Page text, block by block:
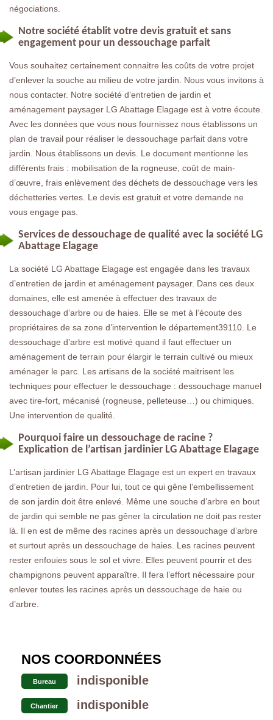
négociations.
Notre société établit votre devis gratuit et sans
engagement pour un dessouchage parfait
Vous souhaitez certainement connaitre les coûts de votre projet
d’enlever la souche au milieu de votre jardin. Nous vous invitons à
nous contacter. Notre société d’entretien de jardin et
aménagement paysager LG Abattage Elagage est à votre écoute.
Avec les données que vous nous fournissez nous établissons un
plan de travail pour réaliser le dessouchage parfait dans votre
jardin. Nous établissons un devis. Le document mentionne les
différents frais : mobilisation de la rogneuse, coût de main-
d’œuvre, frais enlèvement des déchets de dessouchage vers les
déchetteries vertes. Le devis est gratuit et votre demande ne
vous engage pas.
Services de dessouchage de qualité avec la société LG
Abattage Elagage
La société LG Abattage Elagage est engagée dans les travaux
d’entretien de jardin et aménagement paysager. Dans ces deux
domaines, elle est amenée à effectuer des travaux de
dessouchage d’arbre ou de haies. Elle se met à l’écoute des
propriétaires de sa zone d’intervention le département39110. Le
dessouchage d’arbre est motivé quand il faut effectuer un
aménagement de terrain pour élargir le terrain cultivé ou mieux
aménager le parc. Les artisans de la société maitrisent les
techniques pour effectuer le dessouchage : dessouchage manuel
avec tire-fort, mécanisé (rogneuse, pelleteuse…) ou chimiques.
Une intervention de qualité.
Pourquoi faire un dessouchage de racine ?
Explication de l’artisan jardinier LG Abattage Elagage
L’artisan jardinier LG Abattage Elagage est un expert en travaux
d’entretien de jardin. Pour lui, tout ce qui gêne l’embellissement
de son jardin doit être enlevé. Même une souche d’arbre en bout
de jardin qui semble ne pas gêner la circulation ne doit pas rester
là. Il en est de même des racines après un dessouchage d’arbre
et surtout après un dessouchage de haies. Les racines peuvent
rester enfouies sous le sol et vivre. Elles peuvent pourrir et des
champignons peuvent apparaître. Il fera l’effort nécessaire pour
enlever toutes les racines après un dessouchage de haie ou
d’arbre.
NOS COORDONNÉES
Bureau indisponible
Chantier indisponible